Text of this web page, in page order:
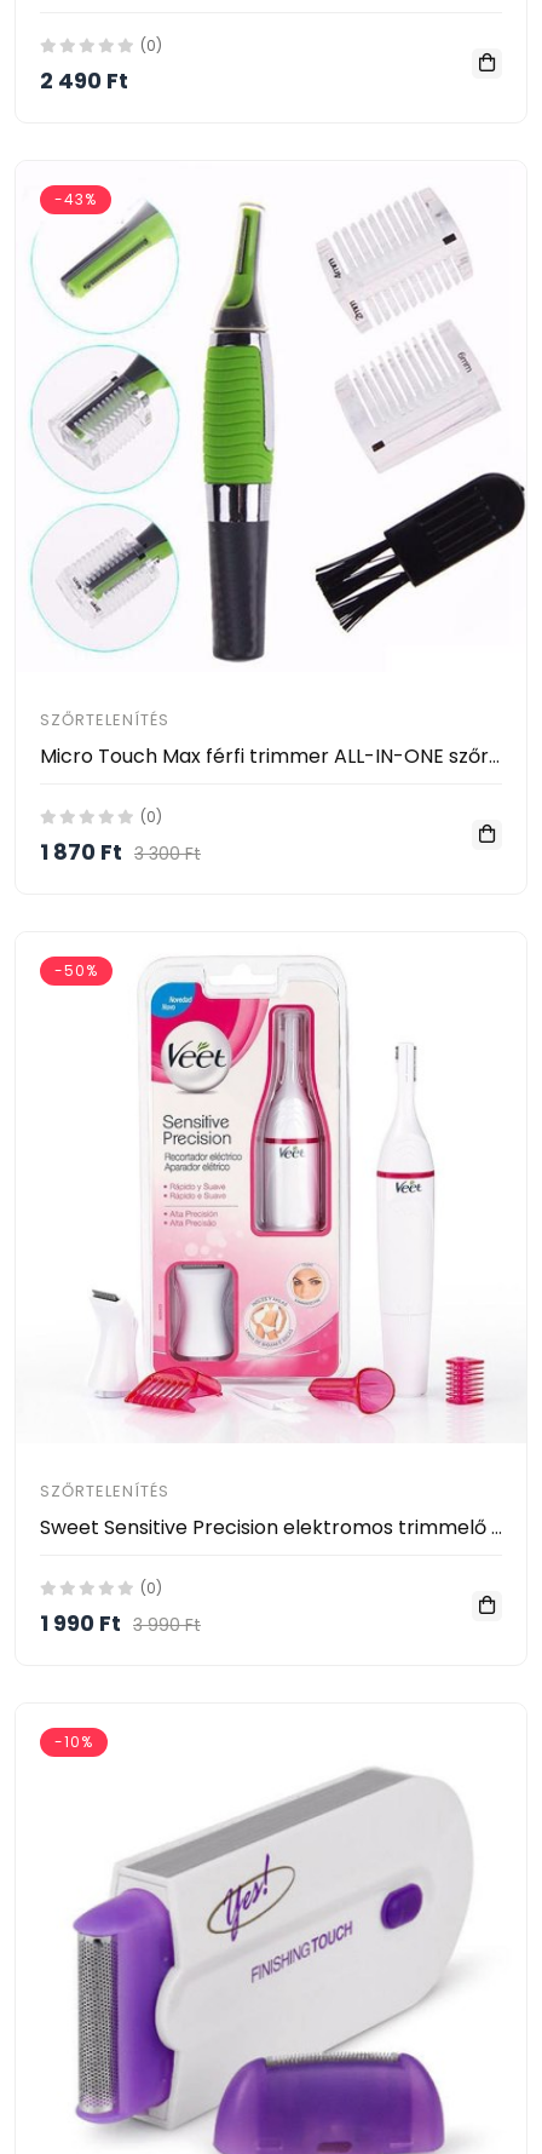
(0)
2 490 Ft
-43%
SZŐRTELENÍTÉS
Micro Touch Max férfi trimmer ALL-IN-ONE szőrtelenítő
(0)
1 870 Ft 3 300 Ft
-50%
SZŐRTELENÍTÉS
Sweet Sensitive Precision elektromos trimmelő és szőrvágó ( sweet sensitive precision )
(0)
1 990 Ft 3 990 Ft
-10%